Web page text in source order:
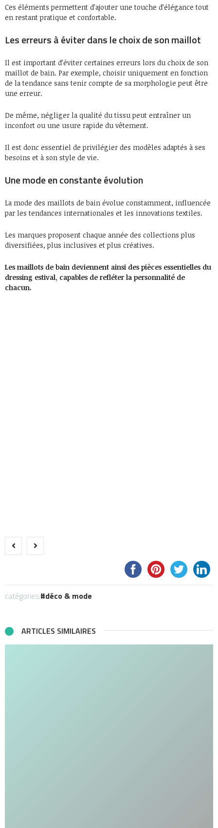
Ces éléments permettent d’ajouter une touche d’élégance tout
en restant pratique et confortable.
Les erreurs à éviter dans le choix de son maillot
Il est important d’éviter certaines erreurs lors du choix de son
maillot de bain. Par exemple, choisir uniquement en fonction
de la tendance sans tenir compte de sa morphologie peut être
une erreur.
De même, négliger la qualité du tissu peut entraîner un
inconfort ou une usure rapide du vêtement.
Il est donc essentiel de privilégier des modèles adaptés à ses
besoins et à son style de vie.
Une mode en constante évolution
La mode des maillots de bain évolue constamment, influencée
par les tendances internationales et les innovations textiles.
Les marques proposent chaque année des collections plus
diversifiées, plus inclusives et plus créatives.
Les maillots de bain deviennent ainsi des pièces essentielles du
dressing estival, capables de refléter la personnalité de
chacun.
catégories: déco & mode
ARTICLES SIMILAIRES